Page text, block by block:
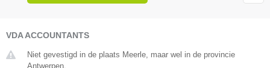
VDA ACCOUNTANTS
Niet gevestigd in de plaats Meerle, maar wel in de provincie
Antwerpen.